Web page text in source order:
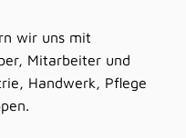
wir uns mit
Mitarbeiter und
Handwerk, Pflege